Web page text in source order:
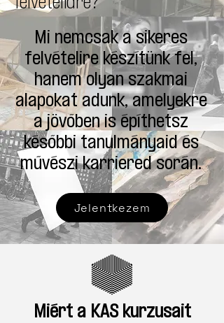
felvételidre?
Mi nemcsak a sikeres
felvételire készítünk fel,
hanem olyan szakmai
alapokat adunk, amelyekre
a jövőben is építhetsz
későbbi tanulmányaid és
művészi karriered során.
Jelentkezem
Miért a KAS kurzusait